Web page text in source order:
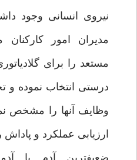
نیروى انسانى وجود
مدیران امور
مستعد را براى
درستى انتخاب نموده و
وظایف آنها را مشخص
ارزیابى عملکرد و پاداش